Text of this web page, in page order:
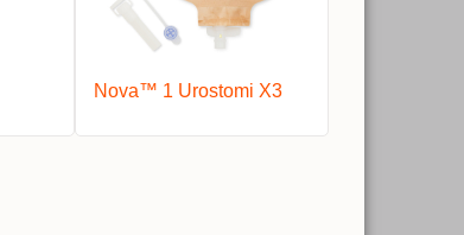
Nova™ 1 Urostomi X3